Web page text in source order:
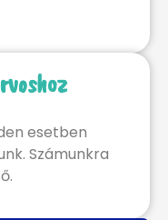
esetben
Számunkra